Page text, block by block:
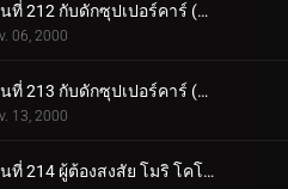
ตอนที่ 212 กับดักซุปเปอร์คาร์ (ตอนแรก)
06, 2000
ตอนที่ 213 กับดักซุปเปอร์คาร์ (ตอนจบ)
13, 2000
ตอนที่ 214 ผู้ต้องสงสัย โมริ โคโกโร่ (ตอนแรก)